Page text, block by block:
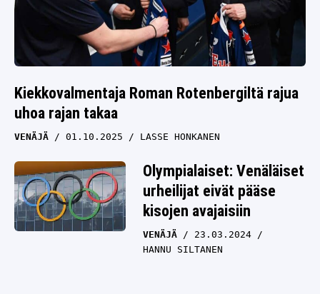
Kiekkovalmentaja Roman Rotenbergiltä rajua
uhoa rajan takaa
VENÄJÄ 01.10.2025 LASSE HONKANEN
Olympialaiset: Venäläiset
urheilijat eivät pääse
kisojen avajaisiin
VENÄJÄ
23.03.2024
HANNU SILTANEN